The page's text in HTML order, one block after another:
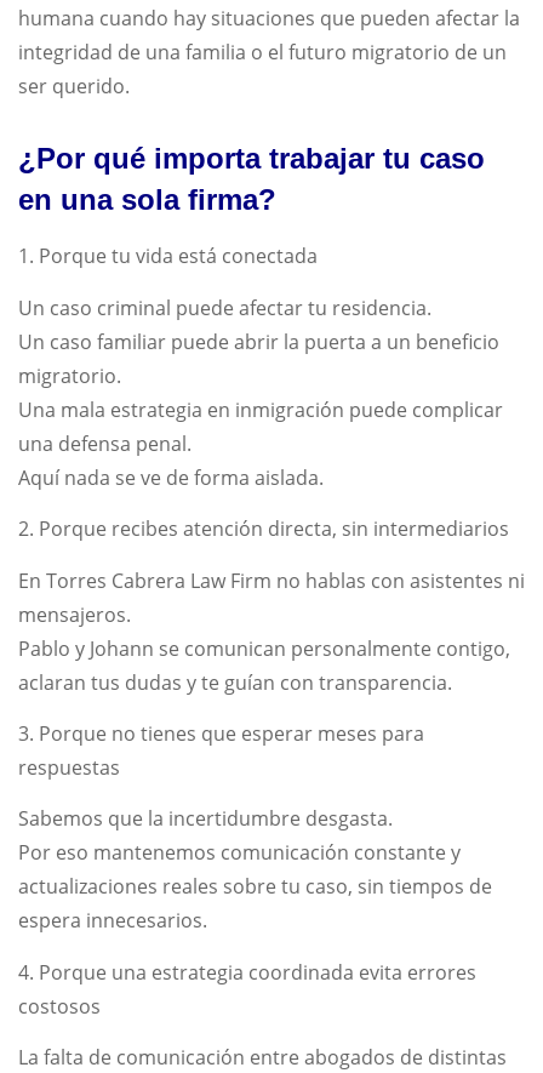
humana cuando hay situaciones que pueden afectar la
integridad de una familia o el futuro migratorio de un
ser querido.
¿Por qué importa trabajar tu caso
en una sola firma?
1. Porque tu vida está conectada
Un caso criminal puede afectar tu residencia.
Un caso familiar puede abrir la puerta a un beneficio
migratorio.
Una mala estrategia en inmigración puede complicar
una defensa penal.
Aquí nada se ve de forma aislada.
2. Porque recibes atención directa, sin intermediarios
En Torres Cabrera Law Firm no hablas con asistentes ni
mensajeros.
Pablo y Johann se comunican personalmente contigo,
aclaran tus dudas y te guían con transparencia.
3. Porque no tienes que esperar meses para
respuestas
Sabemos que la incertidumbre desgasta.
Por eso mantenemos comunicación constante y
actualizaciones reales sobre tu caso, sin tiempos de
espera innecesarios.
4. Porque una estrategia coordinada evita errores
costosos
La falta de comunicación entre abogados de distintas